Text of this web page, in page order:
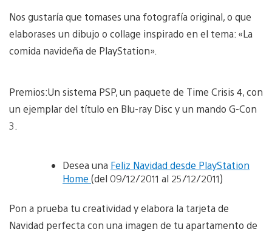
Nos gustaría que tomases una fotografía original, o que
elaborases un dibujo o collage inspirado en el tema: «La
comida navideña de PlayStation».
Premios:Un sistema PSP, un paquete de Time Crisis 4, con
un ejemplar del título en Blu-ray Disc y un mando G-Con
3.
Desea una Feliz Navidad desde PlayStation
Home (del 09/12/2011 al 25/12/2011)
Pon a prueba tu creatividad y elabora la tarjeta de
Navidad perfecta con una imagen de tu apartamento de